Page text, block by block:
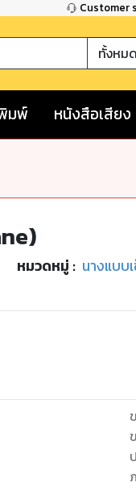
Customer
ทั้งหมด
มพ์ หนังสือเสียง
หมวดหมู่ : นางแบบ